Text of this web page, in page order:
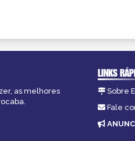
as melhores
LINKS
Sobre
Fale